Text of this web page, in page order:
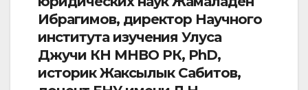
Ибрагимов, директор Научного
института изучения Улуса
Джучи КН МНВО РК, PhD,
историк Жаксылык Сабитов,